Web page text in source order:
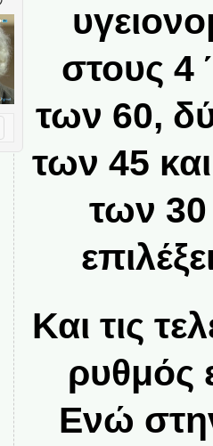
στους
των 60,
των 45
των
Και τις
ρυθμός
Ενώ